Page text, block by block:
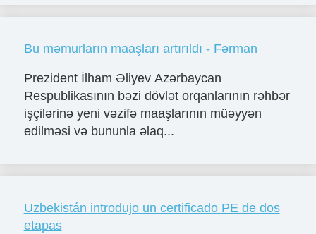
Bu məmurların maaşları artırıldı - Fərman
Prezident İlham Əliyev Azərbaycan
Respublikasının bəzi dövlət orqanlarının rəhbər
işçilərinə yeni vəzifə maaşlarının müəyyən
edilməsi və bununla əlaq...
Uzbekistán introdujo un certificado PE de dos
etapas